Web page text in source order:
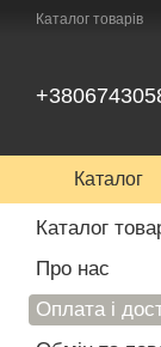
Перейти до
Каталог товарів
Каталог
Каталог
Про нас
Оплата і